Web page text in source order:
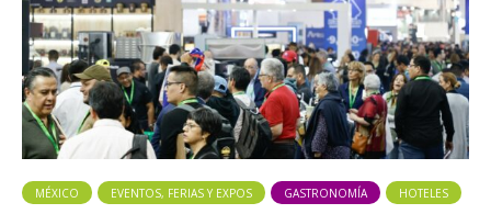
MÉXICO EVENTOS, FERIAS Y EXPOS GASTRONOMÍA HOTELES